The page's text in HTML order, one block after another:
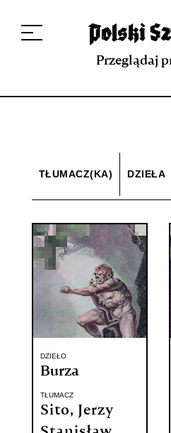
projekcie
Kontakt Indeks
Repozytorium XIX w.
Przeglądaj
TŁUMACZ(KA) DZIEŁA
DZIEŁO
Burza
TŁUMACZ
Sito, Jerzy